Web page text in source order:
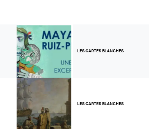
LES CARTES BLANCHES
LES CARTES BLANCHES